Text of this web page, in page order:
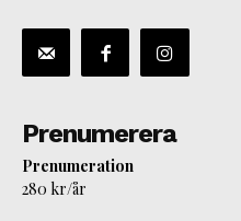
Prenumerera
Prenumeration
280 kr/år